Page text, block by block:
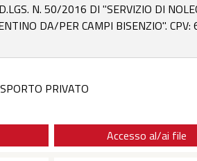
N. 50/2016 DI "SERVIZIO DI
DA/PER CAMPI BISENZIO".
PRIVATO
Accesso al/ai file